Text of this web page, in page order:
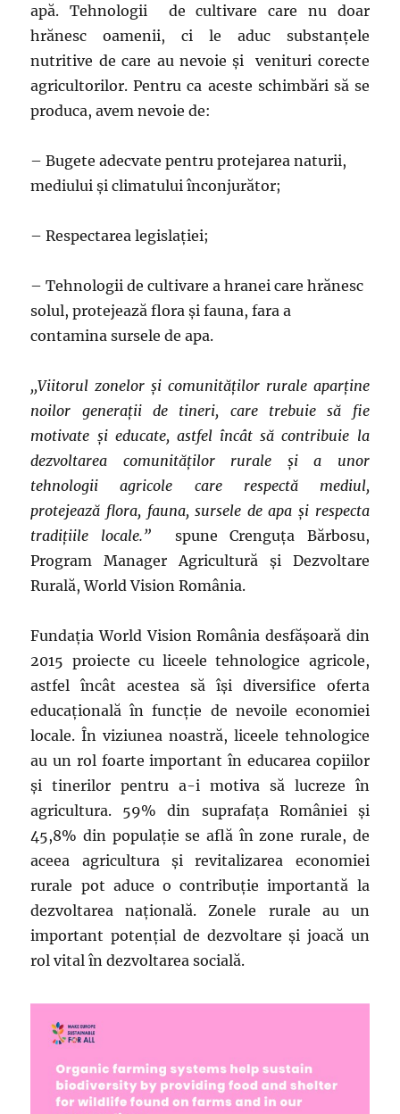
apă. Tehnologii de cultivare care nu doar
hrănesc oamenii, ci le aduc substanţele
nutritive de care au nevoie şi venituri corecte
agricultorilor. Pentru ca aceste schimbări să se
produca, avem nevoie de:
– Bugete adecvate pentru protejarea naturii,
mediului şi climatului înconjurător;
– Respectarea legislaţiei;
– Tehnologii de cultivare a hranei care hrănesc
solul, protejează flora şi fauna, fara a
contamina sursele de apa.
,,Viitorul zonelor şi comunităţilor rurale aparţine
noilor generaţii de tineri, care trebuie să fie
motivate şi educate, astfel încât să contribuie la
dezvoltarea comunităţilor rurale şi a unor
tehnologii agricole care respectă mediul,
protejează flora, fauna, sursele de apa şi respecta
tradiţiile locale.”
spune Crenguţa Bărbosu,
Program Manager Agricultură şi Dezvoltare
Rurală, World Vision România.
Fundaţia World Vision România desfăşoară din
2015 proiecte cu liceele tehnologice agricole,
astfel încât acestea să îşi diversifice oferta
educaţională în funcţie de nevoile economiei
locale. În viziunea noastră, liceele tehnologice
au un rol foarte important în educarea copiilor
şi tinerilor pentru a-i motiva să lucreze în
agricultura. 59% din suprafaţa României şi
45,8% din populaţie se află în zone rurale, de
aceea agricultura şi revitalizarea economiei
rurale pot aduce o contribuţie importantă la
dezvoltarea naţională. Zonele rurale au un
important potenţial de dezvoltare şi joacă un
rol vital în dezvoltarea socială.